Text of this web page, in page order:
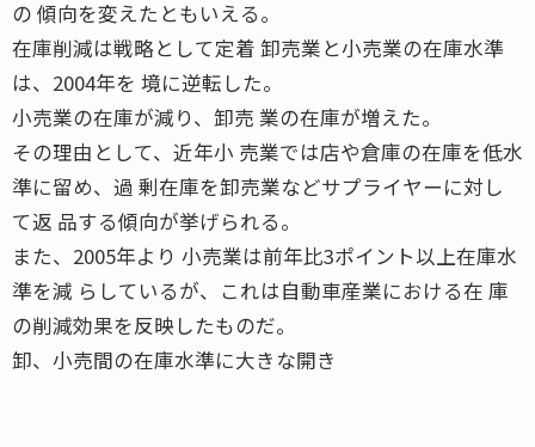
の 傾向を変えたともいえる。
在庫削減は戦略として定着 卸売業と小売業の在庫水準
は、2004年を 境に逆転した。
小売業の在庫が減り、卸売 業の在庫が増えた。
その理由として、近年小 売業では店や倉庫の在庫を低水
準に留め、過 剰在庫を卸売業などサプライヤーに対し
て返 品する傾向が挙げられる。
また、2005年より 小売業は前年比3ポイント以上在庫水
準を減 らしているが、これは自動車産業における在 庫
の削減効果を反映したものだ。
卸、小売間の在庫水準に大きな開き